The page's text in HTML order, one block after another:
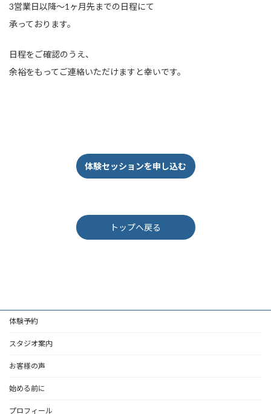
3営業日以降〜1ヶ月先までの日程にて
承っております。
日程をご確認のうえ、
余裕をもってご連絡いただけますと幸いです。
体験セッションを申し込む
トップへ戻る
体験予約
スタジオ案内
お客様の声
始める前に
プロフィール